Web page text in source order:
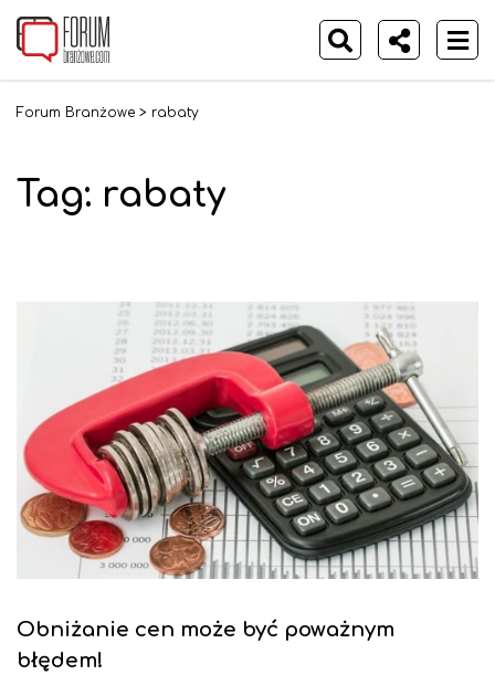
Forum Branżowe > rabaty
Tag: rabaty
Obniżanie cen może być poważnym
błędem!